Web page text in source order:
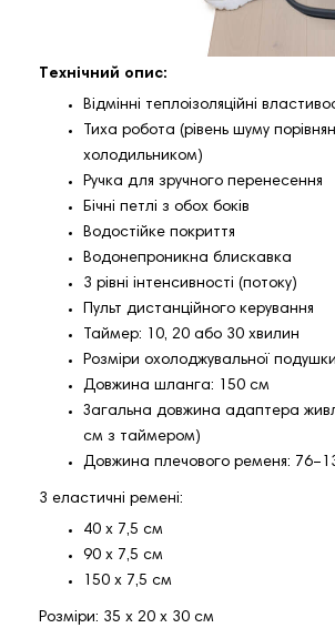
Технічний опис:
Відмінні теплоізоляційні
Тиха робота (рівень шуму
холодильником)
Ручка для зручного перенесення
Бічні петлі з обох боків
Водостійке покриття
Водонепроникна блискавка
3 рівні інтенсивності (потоку)
Пульт дистанційного керування
Таймер: 10, 20 або 30 хвилин
Розміри охолоджувальної
Довжина шланга: 150 см
Загальна довжина адаптера
см з таймером)
Довжина плечового ременя:
3 еластичні ремені:
40 x 7,5 см
90 x 7,5 см
150 x 7,5 см
Розміри: 35 x 20 x 30 см